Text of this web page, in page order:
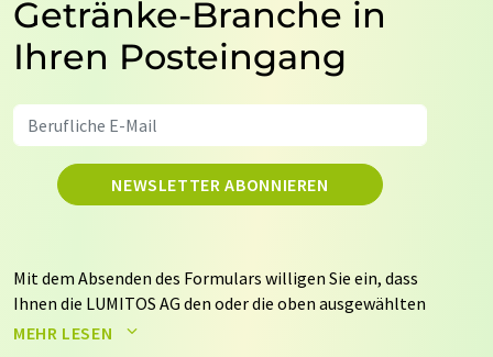
Getränke-Branche in
Ihren Posteingang
NEWSLETTER ABONNIEREN
Mit dem Absenden des Formulars willigen Sie ein, dass
Ihnen die LUMITOS AG den oder die oben ausgewählten
Newsletter per E-Mail zusendet. Ihre Daten werden
MEHR LESEN